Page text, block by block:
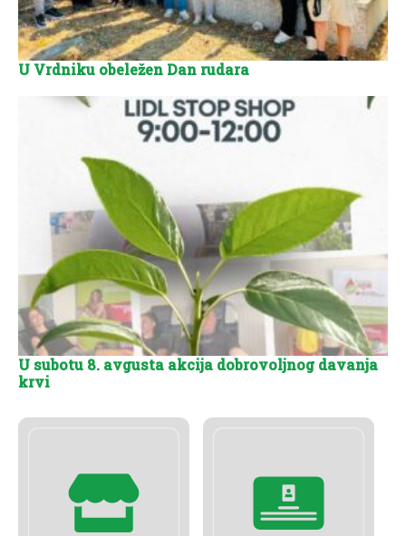
U Vrdniku obeležen Dan rudara
U subotu 8. avgusta akcija dobrovoljnog davanja
krvi